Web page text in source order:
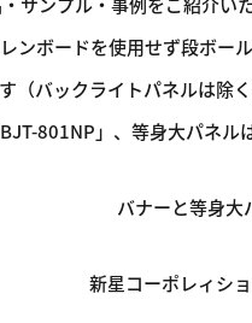
ンボードを使用せず段ボー
（バックライトパネルは除く
801NP」、等身大パネ
バナーと等身大
新星コーポレィシ